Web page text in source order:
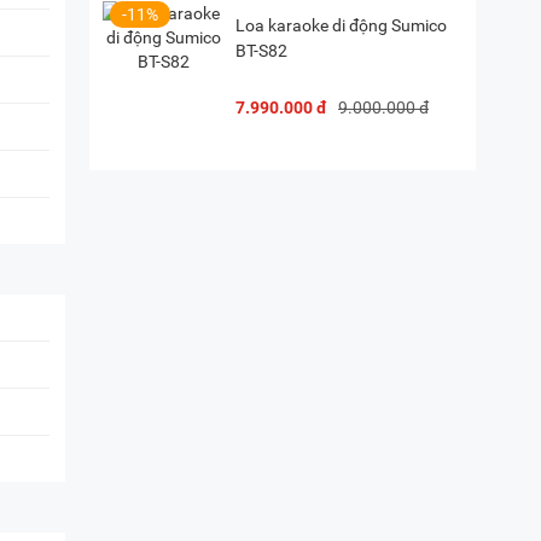
-11%
Loa karaoke di động Sumico
BT-S82
7.990.000 đ 9.000.000 đ